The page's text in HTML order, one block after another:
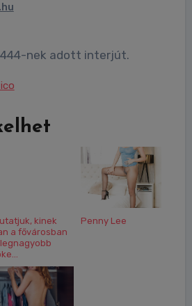
444-nek adott interjút.
kinek
a fővárosban
Penny Lee